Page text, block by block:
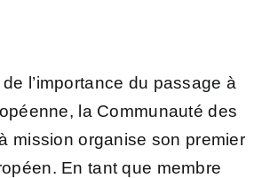
l’importance du passage à
la Communauté des
mission organise son premier
En tant que membre